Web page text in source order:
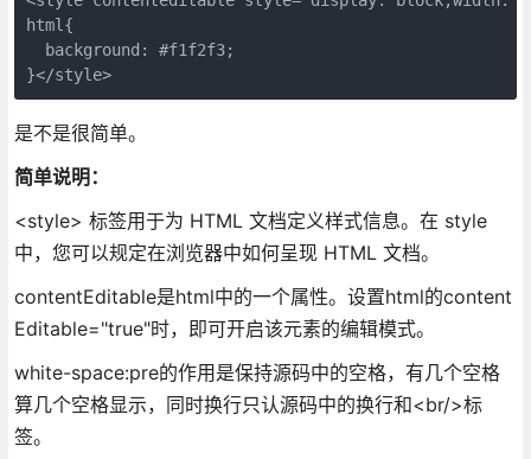
html{
  background: #f1f2f3;
}</style>
是不是很简单。
简单说明：
<style> 标签用于为 HTML 文档定义样式信息。在 style
中，您可以规定在浏览器中如何呈现 HTML 文档。
contentEditable是html中的一个属性。设置html的content
Editable="true"时，即可开启该元素的编辑模式。
white-space:pre的作用是保持源码中的空格，有几个空格
算几个空格显示，同时换行只认源码中的换行和<br/>标
签。